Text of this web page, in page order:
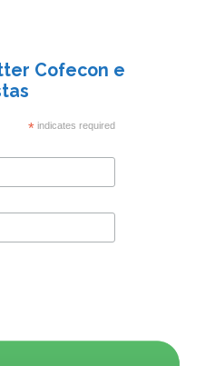
Cofecon e
* indicates required